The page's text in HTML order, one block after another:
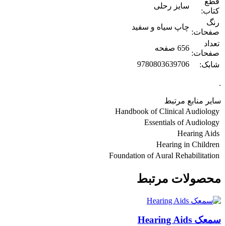
کتاب:
سایز رحلی
رنگ
صفحات:
چاپ سیاه و سفید
تعداد
صفحات:
656 صفحه
شابک:
9780803639706
.
سایر منابع مرتبط
Handbook of Clinical Audiology
Essentials of Audiology
Hearing Aids
Hearing in Children
Foundation of Aural Rehabilitation
محصولات مرتبط
سمعک Hearing Aids